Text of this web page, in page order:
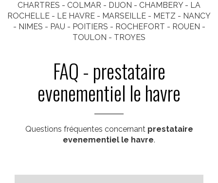
CHARTRES - COLMAR - DIJON - CHAMBERY - LA
ROCHELLE - LE HAVRE - MARSEILLE - METZ - NANCY
- NIMES - PAU - POITIERS - ROCHEFORT - ROUEN -
TOULON - TROYES
FAQ - prestataire
evenementiel le havre
Questions fréquentes concernant prestataire
evenementiel le havre.